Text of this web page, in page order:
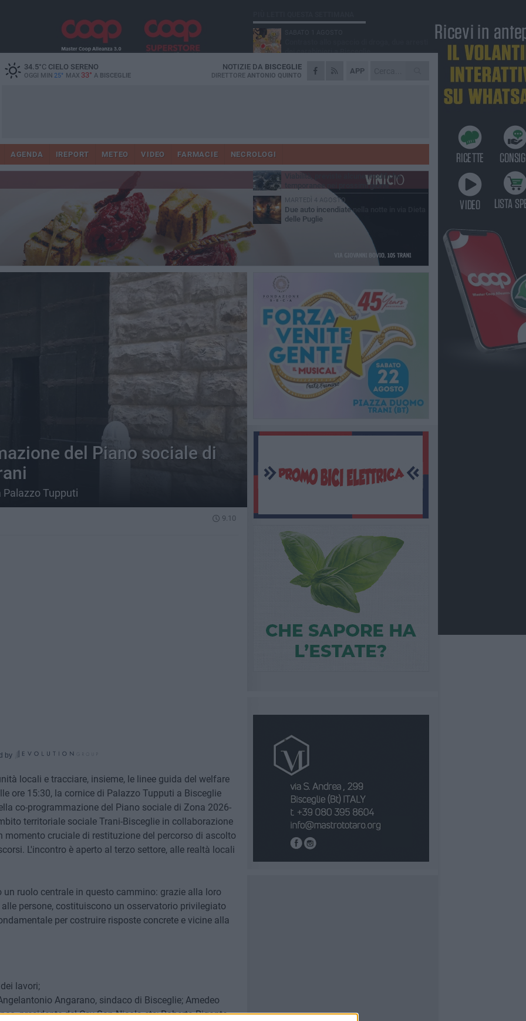
34.5°CCIELO SERENO
OGGI MIN 25° MAX 33° A BISCEGLIE
APP
NOTIZIE DA BISCEGLIE
DIRETTORE ANTONIO QUINTO
AGENDA IREPORT METEO VIDEO FARMACIE NECROLOGI
del Piano sociale di
Tupputi
9.10
by
locali e tracciare, insieme, le linee guida del welfare
ore 15:30, la cornice di Palazzo Tupputi a Bisceglie
co-programmazione del Piano sociale di Zona 2026-
territoriale sociale Trani-Bisceglie in collaborazione
momento cruciale di restituzione del percorso di ascolto
L'incontro è aperto al terzo settore, alle realtà locali
ruolo centrale in questo cammino: grazie alla loro
persone, costituiscono un osservatorio privilegiato
per costruire risposte concrete e vicine alla
lavori;
Angarano, sindaco di Bisceglie; Amedeo
presidente del Csv San Nicola ets; Roberta Rigante,
dei carabinieri a Bisceglie
VENERDÌ 31 LUGLIO
Torna l'appuntamento con la Pastasciutta
Dramma alla spiaggia Bi-Marmi: un
VENERDÌ 31 LUGLIO
Viabilità, previste alcune modifiche
temporanee nei prossimi giorni
MARTEDÌ 4 AGOSTO
Due auto incendiate nella notte in via Dieta
delle Puglie